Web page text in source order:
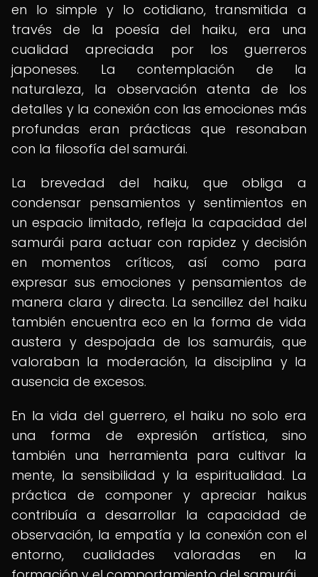
en lo simple y lo cotidiano, transmitida a
través de la poesía del haiku, era una
cualidad apreciada por los guerreros
japoneses. La contemplación de la
naturaleza, la observación atenta de los
detalles y la conexión con las emociones más
profundas eran prácticas que resonaban
con la filosofía del samurái.
La brevedad del haiku, que obliga a
condensar pensamientos y sentimientos en
un espacio limitado, refleja la capacidad del
samurái para actuar con rapidez y decisión
en momentos críticos, así como para
expresar sus emociones y pensamientos de
manera clara y directa. La sencillez del haiku
también encuentra eco en la forma de vida
austera y despojada de los samuráis, que
valoraban la moderación, la disciplina y la
ausencia de excesos.
En la vida del guerrero, el haiku no solo era
una forma de expresión artística, sino
también una herramienta para cultivar la
mente, la sensibilidad y la espiritualidad. La
práctica de componer y apreciar haikus
contribuía a desarrollar la capacidad de
observación, la empatía y la conexión con el
entorno, cualidades valoradas en la